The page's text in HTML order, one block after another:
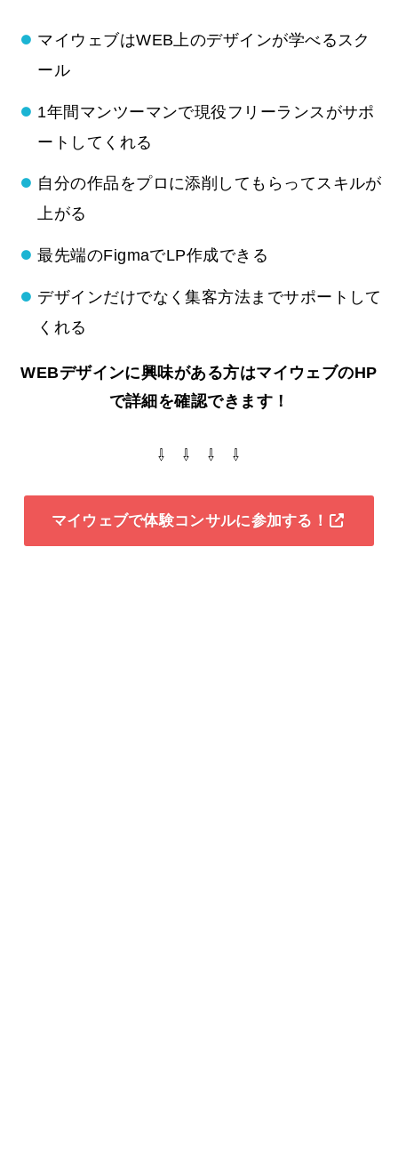
マイウェブはWEB上のデザインが学べるスク
ール
1年間マンツーマンで現役フリーランスがサポ
ートしてくれる
自分の作品をプロに添削してもらってスキルが
上がる
最先端のFigmaでLP作成できる
デザインだけでなく集客方法までサポートして
くれる
WEBデザインに興味がある方はマイウェブのHP
で詳細を確認できます！
⇩ ⇩ ⇩ ⇩
マイウェブで体験コンサルに参加する！